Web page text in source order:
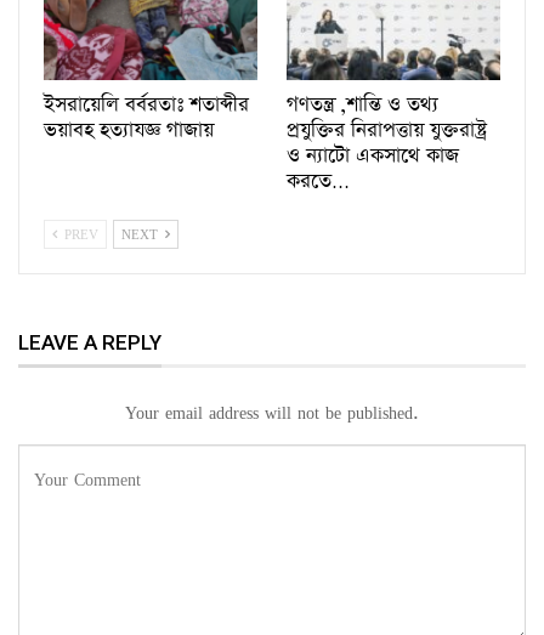
ইসরায়েলি বর্বরতাঃ শতাব্দীর
ভয়াবহ হত্যাযজ্ঞ গাজায়
গণতন্ত্র ,শান্তি ও তথ্য
প্রযুক্তির নিরাপত্তায় যুক্তরাষ্ট্র
ও ন্যাটো একসাথে কাজ
করতে…
PREV NEXT
LEAVE A REPLY
Your email address will not be published.